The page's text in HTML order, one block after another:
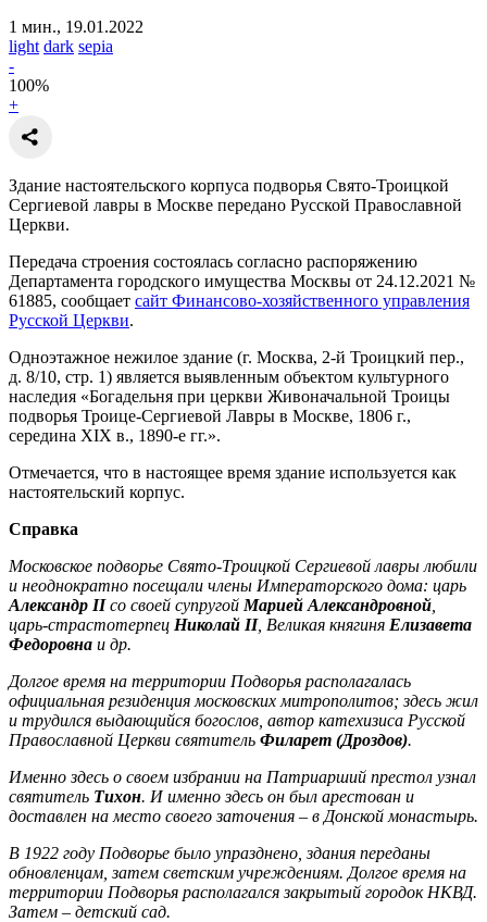
1 мин., 19.01.2022
light dark sepia
-
100%
+
Здание настоятельского корпуса подворья Свято-Троицкой
Сергиевой лавры в Москве передано Русской Православной
Церкви.
Передача строения состоялась согласно распоряжению
Департамента городского имущества Москвы от 24.12.2021 №
61885, сообщает сайт Финансово-хозяйственного управления
Русской Церкви.
Одноэтажное нежилое здание (г. Москва, 2-й Троицкий пер.,
д. 8/10, стр. 1) является выявленным объектом культурного
наследия «Богадельня при церкви Живоначальной Троицы
подворья Троице-Сергиевой Лавры в Москве, 1806 г.,
середина XIX в., 1890-е гг.».
Отмечается, что в настоящее время здание используется как
настоятельский корпус.
Справка
Московское подворье Свято-Троицкой Сергиевой лавры любили
и неоднократно посещали члены Императорского дома: царь
Александр IIсо своей супругой Марией Александровной
царь-страстотерпец Николай II, Великая княгиня Елизавета
Федоровна и др.
Долгое время на территории Подворья располагалась
официальная резиденция московских митрополитов; здесь жил
и трудился выдающийся богослов, автор катехизиса Русской
Православной Церкви святитель Филарет (Дроздов).
Именно здесь о своем избрании на Патриарший престол узнал
святитель Тихон. И именно здесь он был арестован и
доставлен на место своего заточения – в Донской монастырь.
В 1922 году Подворье было упразднено, здания переданы
обновленцам, затем светским учреждениям. Долгое время на
территории Подворья располагался закрытый городок НКВД.
Затем – детский сад.